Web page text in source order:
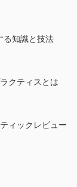
知識と技法
クティスとは
ィックレビュー